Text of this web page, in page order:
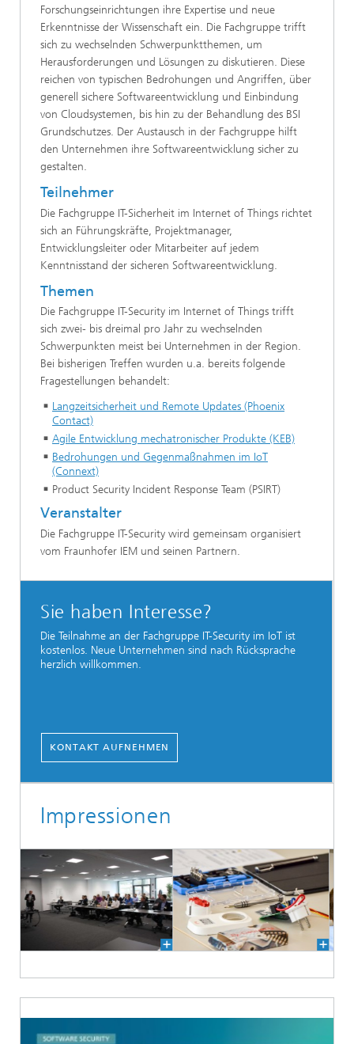
Forschungseinrichtungen ihre Expertise und neue
Erkenntnisse der Wissenschaft ein. Die Fachgruppe trifft
sich zu wechselnden Schwerpunktthemen, um
Herausforderungen und Lösungen zu diskutieren. Diese
reichen von typischen Bedrohungen und Angriffen, über
generell sichere Softwareentwicklung und Einbindung
von Cloudsystemen, bis hin zu der Behandlung des BSI
Grundschutzes. Der Austausch in der Fachgruppe hilft
den Unternehmen ihre Softwareentwicklung sicher zu
gestalten.
Teilnehmer
Die Fachgruppe IT-Sicherheit im Internet of Things richtet
sich an Führungskräfte, Projektmanager,
Entwicklungsleiter oder Mitarbeiter auf jedem
Kenntnisstand der sicheren Softwareentwicklung.
Themen
Die Fachgruppe IT-Security im Internet of Things trifft
sich zwei- bis dreimal pro Jahr zu wechselnden
Schwerpunkten meist bei Unternehmen in der Region.
Bei bisherigen Treffen wurden u.a. bereits folgende
Fragestellungen behandelt:
Langzeitsicherheit und Remote Updates (Phoenix
Contact)
Agile Entwicklung mechatronischer Produkte (KEB)
Bedrohungen und Gegenmaßnahmen im IoT
(Connext)
Product Security Incident Response Team (PSIRT)
Veranstalter
Die Fachgruppe IT-Security wird gemeinsam organisiert
vom Fraunhofer IEM und seinen Partnern.
Sie haben Interesse?
Die Teilnahme an der Fachgruppe IT-Security im IoT ist
kostenlos. Neue Unternehmen sind nach Rücksprache
herzlich willkommen.
KONTAKT AUFNEHMEN
Impressionen